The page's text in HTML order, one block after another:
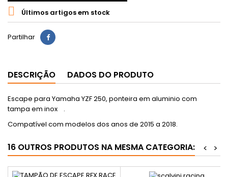
 Últimos artigos em stock
Partilhar
DESCRIÇÃO DADOS DO PRODUTO
Escape para Yamaha YZF 250, ponteira em aluminio com
tampa em inox .
Compatível com modelos dos anos de 2015 a 2018.
16 OUTROS PRODUTOS NA MESMA CATEGORIA: >
<